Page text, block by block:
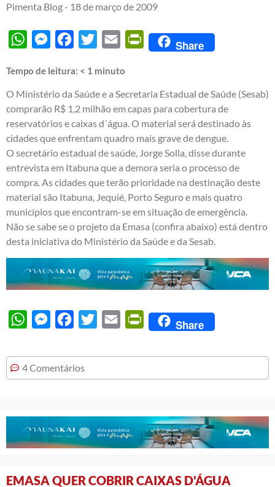
Pimenta Blog - 18 de março de 2009
WhatsAppMessengerFacebook
Twitter Email PrintFriendly
Share
Tempo de leitura: < 1 minuto
O Ministério da Saúde e a Secretaria Estadual de Saúde (Sesab)
comprarão R$ 1,2 milhão em capas para cobertura de
reservatórios e caixas d´água. O material será destinado às
cidades que enfrentam quadro mais grave de dengue.
O secretário estadual de saúde, Jorge Solla, disse durante
entrevista em Itabuna que a demora seria o processo de
compra. As cidades que terão prioridade na destinação deste
material são Itabuna, Jequié, Porto Seguro e mais quatro
municípios que encontram-se em situação de emergência.
Não se sabe se o projeto da Emasa (confira abaixo) está dentro
desta iniciativa do Ministério da Saúde e da Sesab.
WhatsAppMessengerFacebook
Twitter Email PrintFriendly
Share
4 Comentários
EMASA QUER COBRIR CAIXAS D'ÁGUA